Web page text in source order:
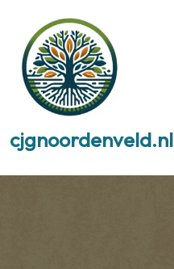
content
cjgnoordenveld.nl